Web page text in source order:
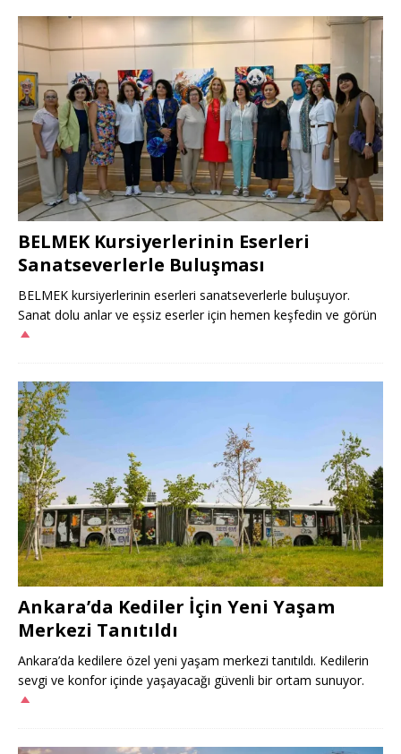
BELMEK Kursiyerlerinin Eserleri
Sanatseverlerle Buluşması
BELMEK kursiyerlerinin eserleri sanatseverlerle buluşuyor.
Sanat dolu anlar ve eşsiz eserler için hemen keşfedin ve görün
Ankara’da Kediler İçin Yeni Yaşam
Merkezi Tanıtıldı
Ankara’da kedilere özel yeni yaşam merkezi tanıtıldı. Kedilerin
sevgi ve konfor içinde yaşayacağı güvenli bir ortam sunuyor.